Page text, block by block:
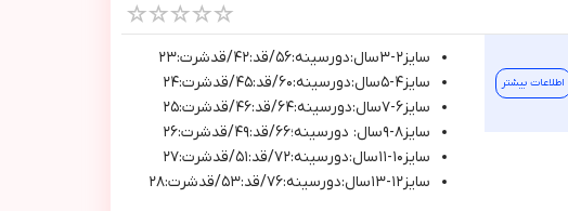
اطلاعات بیشتر
سايز٢-٣سال:دورسينه:٥٦/قد:٤٢/قدشرت:٢٣
سايز٤-٥سال:دورسينه:٦٠/قد:٤٥/قدشرت:٢٤
سايز٦-٧سال:دورسينه:٦٤/قد:٤٦/قدشرت:٢٥
سايز٨-٩سال: دورسينه؛٦٦/قد:٤٩/قدشرت:٢٦
سايز١٠-١١سال:دورسينه:٧٢/قد:٥١/قدشرت:٢٧
سايز١٢-١٣سال:دورسينه:٧٦/قد:٥٣/قدشرت:٢٨